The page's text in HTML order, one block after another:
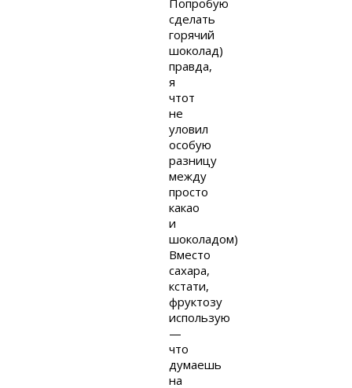
Попробую
сделать
горячий
шоколад)
правда,
я
чтот
не
уловил
особую
разницу
между
просто
какао
и
шоколадом)
Вместо
сахара,
кстати,
фруктозу
использую
—
что
думаешь
на